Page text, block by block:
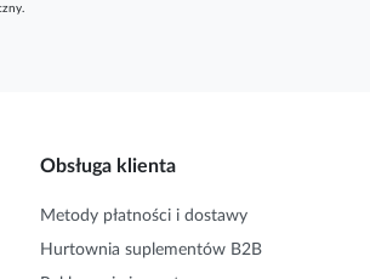
Obsługa klienta
Metody płatności i dostawy
Hurtownia suplementów B2B